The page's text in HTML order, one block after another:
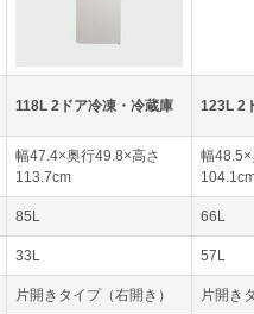
118L 2ドア冷凍・冷蔵庫 123L 2
幅47.4×奥行49.8×高さ
113.7cm
幅
85L 66L
33L 57L
片開きタイプ（右開き） 片開き